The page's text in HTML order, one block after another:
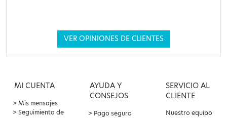
VER OPINIONES DE CLIENTES
MI CUENTA
Mis mensajes
Seguimiento de
AYUDA Y
CONSEJOS
Pago seguro
SERVICIO AL
CLIENTE
Nuestro equipo